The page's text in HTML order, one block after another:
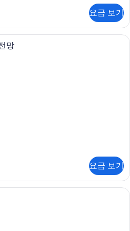
요금 보기
룸, 킹사이즈침대 1개, 호수 전망 | 고
망
요금 보기
Park, 스위트 | 고급 침구, 오리/거위털